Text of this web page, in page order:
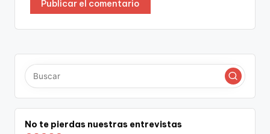
No te pierdas nuestras entrevistas